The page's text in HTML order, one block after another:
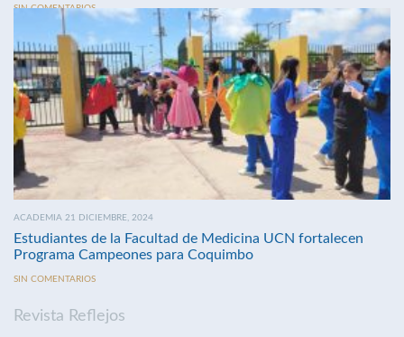
SIN COMENTARIOS
ACADEMIA 21 DICIEMBRE, 2024
Estudiantes de la Facultad de Medicina UCN fortalecen
Programa Campeones para Coquimbo
SIN COMENTARIOS
Revista Reflejos